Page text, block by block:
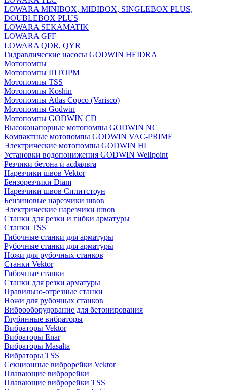
LOWARA MINIBOX, MIDIBOX, SINGLEBOX PLUS,
DOUBLEBOX PLUS
LOWARA SEKAMATIK
LOWARA GFF
LOWARA QDR, QYR
Гидравлические насосы GODWIN HEIDRA
Мотопомпы
Мотопомпы ШТОРМ
Мотопомпы TSS
Мотопомпы Koshin
Мотопомпы Atlas Copco (Varisco)
Мотопомпы Godwin
Мотопомпы GODWIN CD
Высоконапорные мотопомпы GODWIN NC
Компактные мотопомпы GODWIN VAC-PRIME
Электрические мотопомпы GODWIN HL
Установки водопонижения GODWIN Wellpoint
Резчики бетона и асфальта
Нарезчики швов Vektor
Бензорезчики Diam
Нарезчики швов Сплитстоун
Бензиновые нарезчики швов
Электрические нарезчики швов
Станки для резки и гибки арматуры
Станки TSS
Гибочные станки для арматуры
Рубочные станки для арматуры
Ножи для рубочных станков
Станки Vektor
Гибочные станки
Станки для резки арматуры
Правильно-отрезные станки
Ножи для рубочных станков
Виброоборудование для бетонирования
Глубинные вибраторы
Вибраторы Vektor
Вибраторы Enar
Вибраторы Masalta
Вибраторы TSS
Секционные виброрейки Vektor
Плавающие виброрейки
Плавающие виброрейки TSS